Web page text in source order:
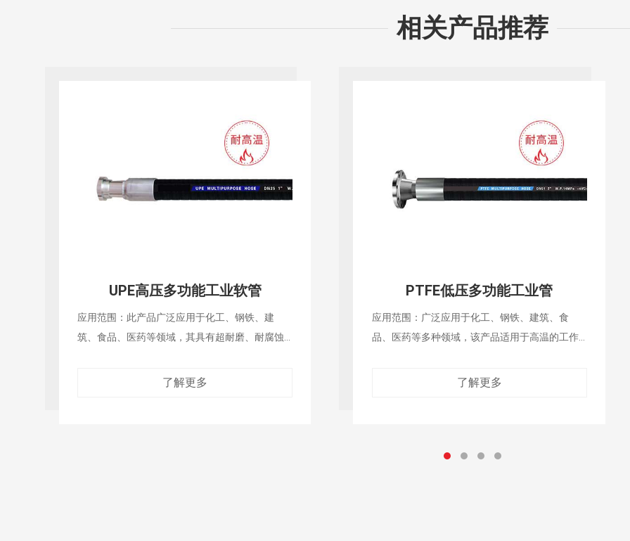
相关产品推荐
PTFE低压多功能工业管
应用范围：广泛应用于化工、钢铁、建筑、食
品、医药等多种领域，该产品适用于高温的工作
了解更多
PTFE高压多功能工业管
应用范围：广泛应用于化工、钢铁、建筑、食
品、医药等多种领域，该产品适用于高温的工作
了解更多